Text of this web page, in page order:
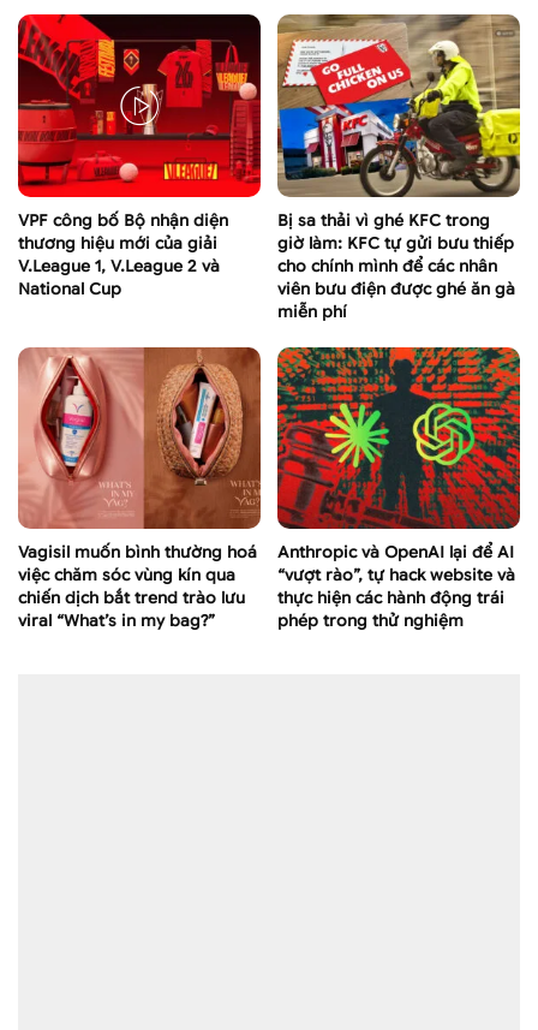
VPF công bố Bộ nhận diện
thương hiệu mới của giải
V.League 1, V.League 2 và
National Cup
Bị sa thải vì ghé KFC trong
giờ làm: KFC tự gửi bưu thiếp
cho chính mình để các nhân
viên bưu điện được ghé ăn gà
miễn phí
Vagisil muốn bình thường hoá
việc chăm sóc vùng kín qua
chiến dịch bắt trend trào lưu
viral “What’s in my bag?”
Anthropic và OpenAI lại để AI
“vượt rào”, tự hack website và
thực hiện các hành động trái
phép trong thử nghiệm